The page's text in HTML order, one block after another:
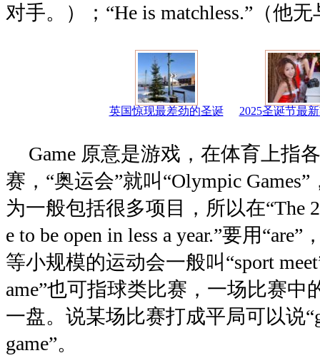
对手。）；“He is matchless.”（他
英国惊现最差劲的圣诞 2025圣诞节最
Game 原意是游戏，在体育上指
赛，“奥运会”就叫“Olympic
为一般包括很多项目，所以在“The
e to be open in less a year.”要用
等小规模的运动会一般叫“sport
ame”也可指球类比赛，一场比赛中
一盘。说某场比赛打成平局可以说
game”。